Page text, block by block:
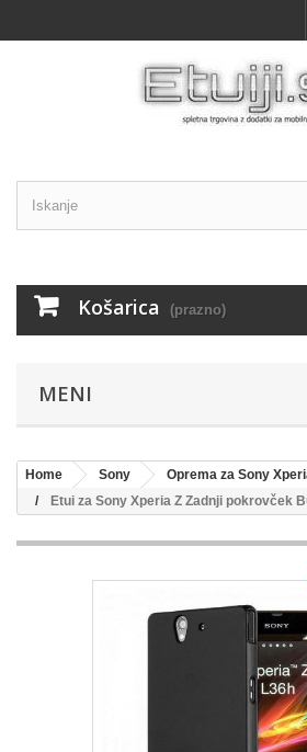
Košarica (prazno)
MENI
Home Sony
Oprema za Sony
Etui za Sony Xperia Z Zadnji pokrovček